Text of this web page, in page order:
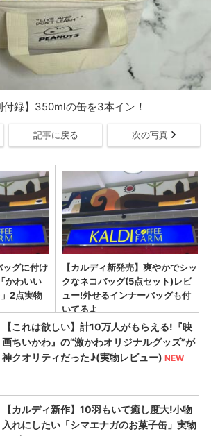
付録】350mlの缶を3本イン！
記事に戻る 次の写真